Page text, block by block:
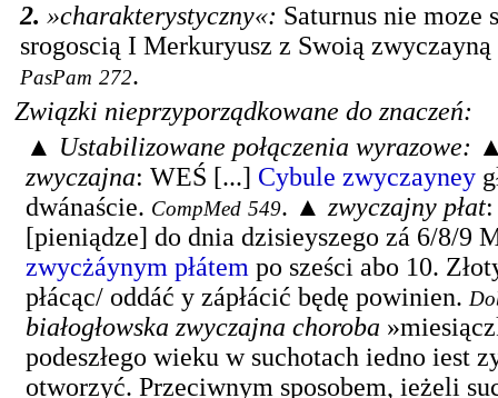
2. »charakterystyczny«: Saturnus nie moze
srogoscią I Merkuryusz z Swoią
PasPam 272.
Związki nieprzyporządkowane do znaczeń:
▲ Ustabilizowane połączenia wyrazowe:
zwyczajna: WEŚ [...] Cybule zwyczayney
dwánaście. CompMed 549. ▲ zwyczajny płat
[pieniądze] do dnia dzisieyszego zá 6/8/9
zwycżáynym płátem po sześci abo 10.
płácąc/ oddáć y zápłácić będę powinien.
białogłowska zwyczajna choroba
podeszłego wieku w suchotach iedno iest
otworzyć. Przeciwnym sposobem, ieżeli